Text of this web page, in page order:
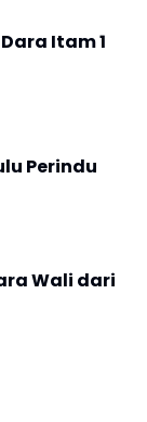
Itam 1
Perindu
Wali dari